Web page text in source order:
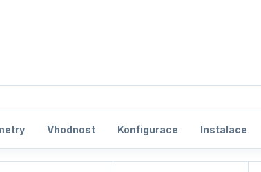
Vhodnost Konfigurace Instalace